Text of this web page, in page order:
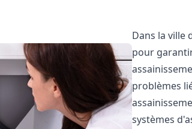
Dans la ville
pour
problèmes
systèmes